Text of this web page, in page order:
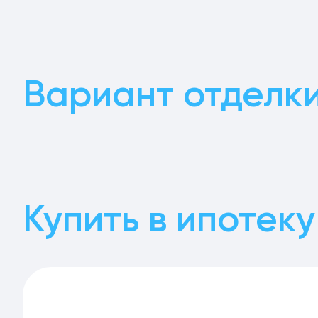
Вариант
Купить в ипотеку